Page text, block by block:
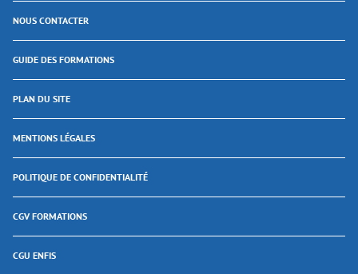
NOUS CONTACTER
GUIDE DES FORMATIONS
PLAN DU SITE
MENTIONS LÉGALES
POLITIQUE DE CONFIDENTIALITÉ
CGV FORMATIONS
CGU ENFIS